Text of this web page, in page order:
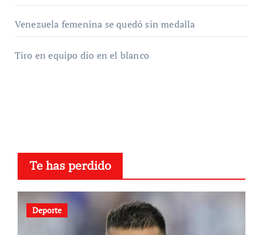
Venezuela femenina se quedó sin medalla
Tiro en equipo dio en el blanco
Te has perdido
Deporte